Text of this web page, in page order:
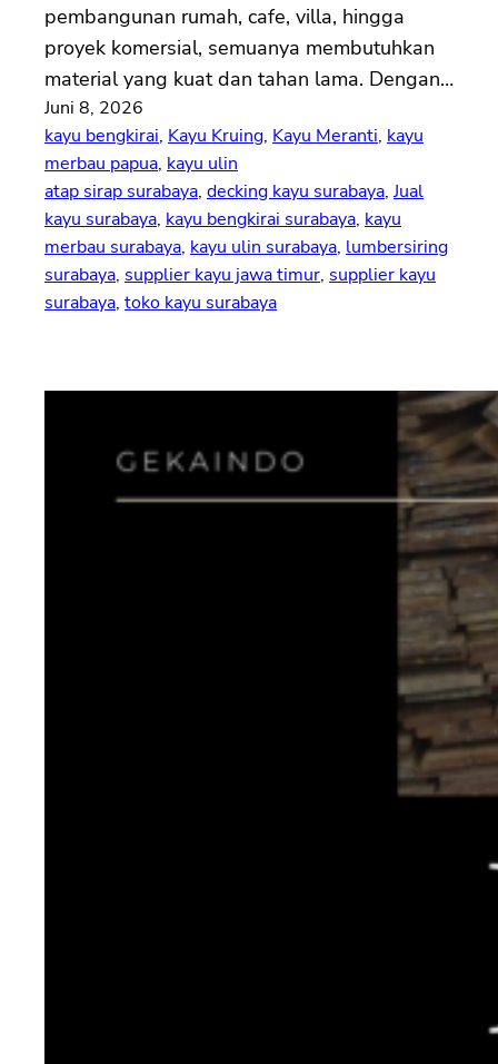
pembangunan rumah, cafe, villa, hingga
proyek komersial, semuanya membutuhkan
material yang kuat dan tahan lama. Dengan…
Juni 8, 2026
kayu bengkirai, Kayu Kruing, Kayu Meranti, kayu
merbau papua, kayu ulin
atap sirap surabaya, decking kayu surabaya, Jual
kayu surabaya, kayu bengkirai surabaya, kayu
merbau surabaya, kayu ulin surabaya, lumbersiring
surabaya, supplier kayu jawa timur, supplier kayu
surabaya, toko kayu surabaya